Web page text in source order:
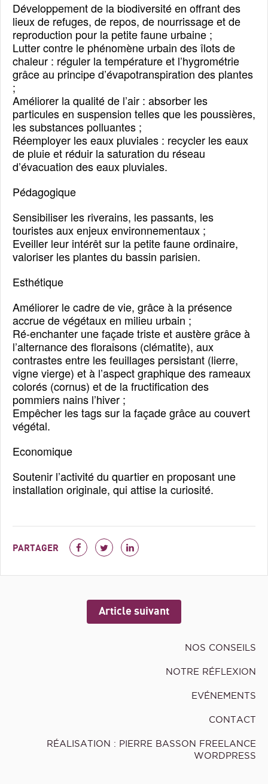
Développement de la biodiversité en offrant des
lieux de refuges, de repos, de nourrissage et de
reproduction pour la petite faune urbaine ;
Lutter contre le phénomène urbain des îlots de
chaleur : réguler la température et l’hygrométrie
grâce au principe d’évapotranspiration des plantes
;
Améliorer la qualité de l’air : absorber les
particules en suspension telles que les poussières,
les substances polluantes ;
Réemployer les eaux pluviales : recycler les eaux
de pluie et réduir la saturation du réseau
d’évacuation des eaux pluviales.
Pédagogique
Sensibiliser les riverains, les passants, les
touristes aux enjeux environnementaux ;
Eveiller leur intérêt sur la petite faune ordinaire,
valoriser les plantes du bassin parisien.
Esthétique
Améliorer le cadre de vie, grâce à la présence
accrue de végétaux en milieu urbain ;
Ré-enchanter une façade triste et austère grâce à
l’alternance des floraisons (clématite), aux
contrastes entre les feuillages persistant (lierre,
vigne vierge) et à l’aspect graphique des rameaux
colorés (cornus) et de la fructification des
pommiers nains l’hiver ;
Empêcher les tags sur la façade grâce au couvert
végétal.
Economique
Soutenir l’activité du quartier en proposant une
installation originale, qui attise la curiosité.
PARTAGER
Article suivant
NOS CONSEILS
NOTRE RÉFLEXION
EVÉNEMENTS
CONTACT
RÉALISATION : PIERRE BASSON FREELANCE
WORDPRESS